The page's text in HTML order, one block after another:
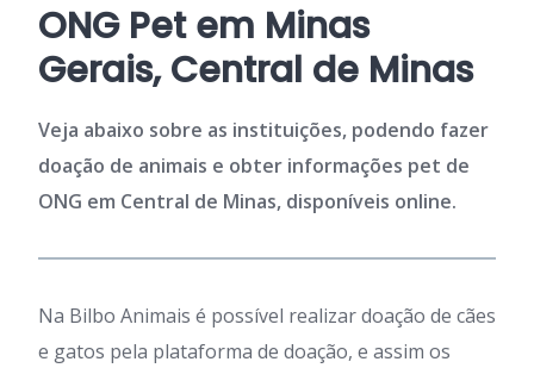
ONG Pet em Minas
Gerais, Central de Minas
Veja abaixo sobre as instituições, podendo fazer
doação de animais e obter informações pet de
ONG em Central de Minas, disponíveis online.
Na Bilbo Animais é possível realizar doação de cães
e gatos pela plataforma de doação, e assim os